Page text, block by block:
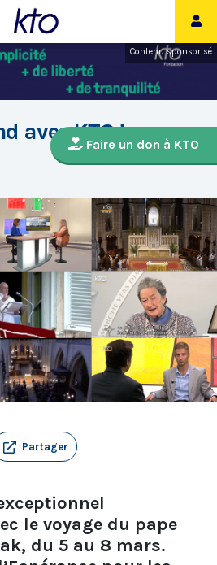
Contenu sponsorisé
Faire un don à KTO
avec KTO !
Partager
le voyage du pape
du 5 au 8 mars.